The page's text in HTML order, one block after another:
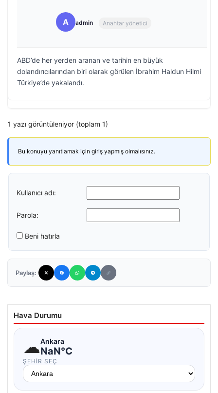
A admin Anahtar yönetici
ABD’de her yerden aranan ve tarihin en büyük
dolandırıcılarından biri olarak görülen İbrahim Haldun Hilmi
Türkiye’de yakalandı.
1 yazı görüntüleniyor (toplam 1)
Bu konuyu yanıtlamak için giriş yapmış olmalısınız.
Kullanıcı adı:
Parola:
Beni hatırla
Paylaş:
Hava Durumu
☁Ankara
NaN°C
ŞEHIR SEÇ